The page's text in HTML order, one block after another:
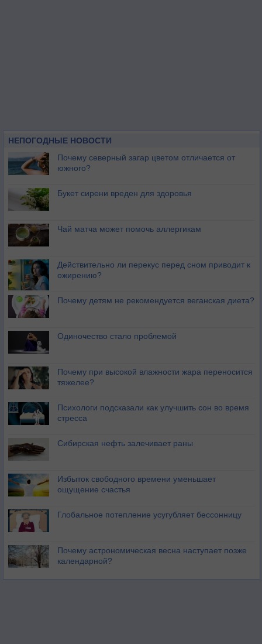
НЕПОГОДНЫЕ НОВОСТИ
Почему северный загар цветом отличается от
южного?
Букет сирени вреден для здоровья
Чай матча может помочь аллергикам
Действительно ли перекус перед сном приводит к
ожирению?
Почему детям не рекомендуется веганская диета?
Одиночество стало проблемой
Почему при высокой влажности жара переносится
тяжелее?
Психологи подсказали как улучшить сон во время
стресса
Сибирская нефть залечивает раны
Избыток свободного времени уменьшает
ощущение счастья
Глобальное потепление усугубляет бессонницу
Почему астрономическая весна наступает позже
календарной?